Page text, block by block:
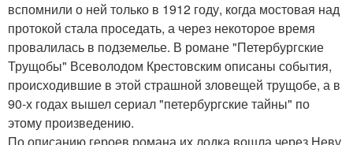
вспомнили о ней только в 1912 году, когда мостовая над
протокой стала проседать, а через некоторое время
провалилась в подземелье. В романе "Петербургские
Трущобы" Всеволодом Крестовским описаны события,
происходившие в этой страшной зловещей трущобе, а в
90-х годах вышел сериал "петербургские тайны" по
этому произведению.
По описанию героев романа их лодка вошла через Неву